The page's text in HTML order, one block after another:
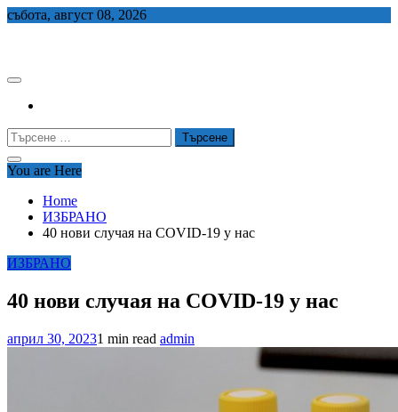
Skip
събота, август 08, 2026
Търсене
за:
You are Here
Home
ИЗБРАНО
40 нови случая на COVID-19 у нас
ИЗБРАНО
40 нови случая на COVID-19 у нас
април 30, 20231 min read admin